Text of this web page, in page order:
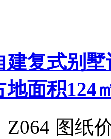
建复式别
地面积124
Z064 图纸